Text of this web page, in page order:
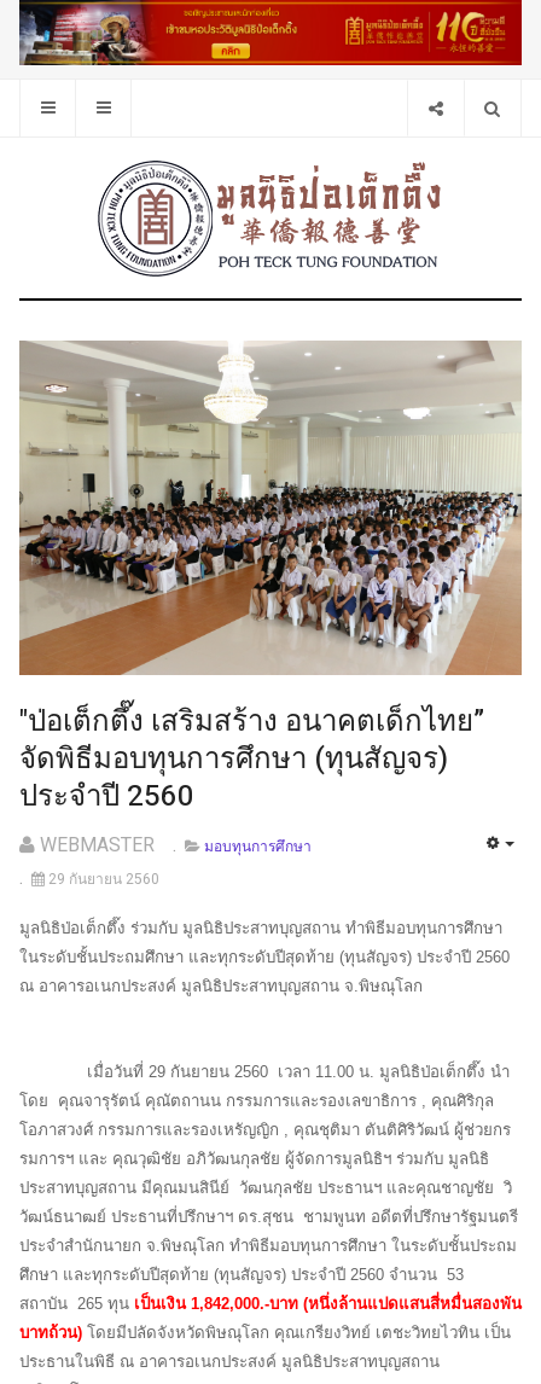
"ป่อเต็กตึ๊ง เสริมสร้าง อนาคตเด็กไทย”
จัดพิธีมอบทุนการศึกษา (ทุนสัญจร)
ประจำปี 2560
WEBMASTER
มอบทุนการศึกษา
29 กันยายน 2560
มูลนิธิป่อเต็กตึ๊ง ร่วมกับ มูลนิธิประสาทบุญสถาน ทำพิธีมอบทุนการศึกษา
ในระดับชั้นประถมศึกษา และทุกระดับปีสุดท้าย (ทุนสัญจร) ประจำปี 2560
ณ อาคารอเนกประสงค์ มูลนิธิประสาทบุญสถาน จ.พิษณุโลก
เมื่อวันที่ 29 กันยายน 2560 เวลา 11.00 น. มูลนิธิป่อเต็กตึ๊ง นำ
โดย คุณจารุรัตน์ คุณัตถานน กรรมการและรองเลขาธิการ , คุณศิริกุล
โอภาสวงศ์ กรรมการและรองเหรัญญิก , คุณชุติมา ตันติศิริวัฒน์ ผู้ช่วยกร
รมการฯ และ คุณวุฒิชัย อภิวัฒนกุลชัย ผู้จัดการมูลนิธิฯ ร่วมกับ มูลนิธิ
ประสาทบุญสถาน มีคุณมนสินีย์ วัฒนกุลชัย ประธานฯ และคุณชาญชัย วิ
วัฒน์ธนาฒย์ ประธานที่ปรึกษาฯ ดร.สุชน ชามพูนท อดีตที่ปรึกษารัฐมนตรี
ประจำสำนักนายก จ.พิษณุโลก ทำพิธีมอบทุนการศึกษา ในระดับชั้นประถม
ศึกษา และทุกระดับปีสุดท้าย (ทุนสัญจร) ประจำปี 2560 จำนวน 53
สถาบัน 265 ทุน เป็นเงิน 1,842,000.-บาท (หนึ่งล้านแปดแสนสี่หมื่นสองพัน
บาทถ้วน) โดยมีปลัดจังหวัดพิษณุโลก คุณเกรียงวิทย์ เตชะวิทยไวทิน เป็น
ประธานในพิธี ณ อาคารอเนกประสงค์ มูลนิธิประสาทบุญสถาน